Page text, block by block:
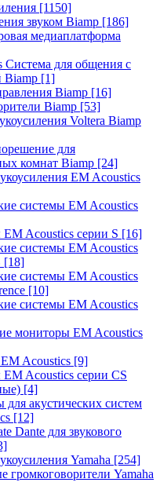
[1150]
звуком Biamp [186]
медиаплатформа
Система для общения с
Biamp [1]
Biamp [16]
Biamp [53]
Voltera Biamp
для
комнат Biamp [24]
EM Acoustics
системы EM Acoustics
Acoustics серии S [16]
системы EM Acoustics
[18]
системы EM Acoustics
[10]
системы EM Acoustics
мониторы EM Acoustics
Acoustics [9]
Acoustics серии CS
[4]
для акустических систем
[12]
Dante для звукового
Yamaha [254]
громкоговорители Yamaha